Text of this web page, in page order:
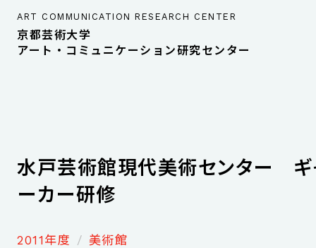
ART COMMUNICATION RESEARCH CENTER
京都芸術大学
アート・コミュニケーション研究センター
水戸芸術館現代美術センター ギ
ーカー研修
2011年度 美術館